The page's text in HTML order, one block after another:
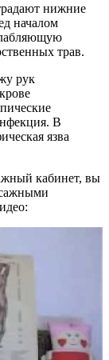
нижние
началом
трав.
рук
В
язва
кабинет, вы